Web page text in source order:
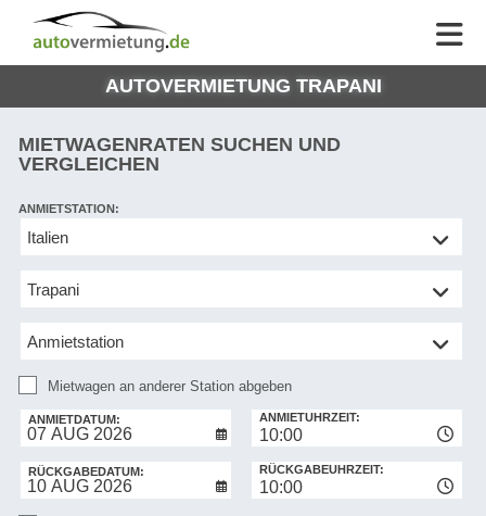
AUTOVERMIETUNG
AUTO
EUROPE
AUTOVERMIETUNG
HILFE
AUTOVERMIETUNG TRAPANI
MIETWAGENRATEN SUCHEN UND
VERGLEICHEN
Mietwagen
anderer
ANMIETSTATION:
Mietwagen an anderer Station abgeben
ANMIETDATUM:
10:00
ANMIETUHRZEIT:
RÜCKGABEDATUM:
10:00
RÜCKGABEUHRZEIT: